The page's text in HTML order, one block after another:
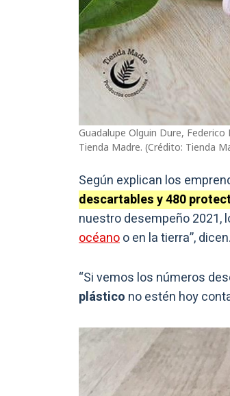
Guadalupe Olguin Dure,
Tienda Madre. (Crédito: Tienda
Según explican los
descartables y 480
nuestro desempeño 2021,
océanoo en la tierra”, dicen.
“Si vemos los números
plástico no estén hoy